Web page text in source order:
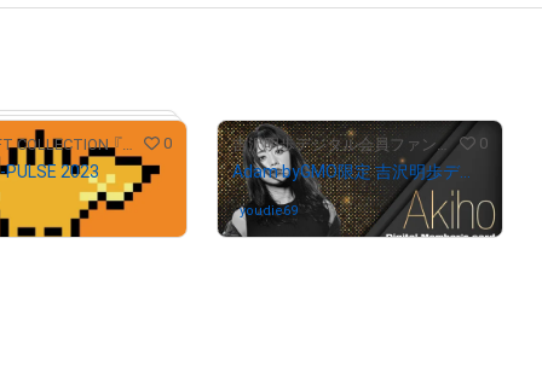
S-PULSE NFT COLLECTION 『パルコレ』 0
2023
が保有中
吉沢明歩デジタル会員ファンクラブ/吉泽明步电子会员粉丝俱乐部 0
Adam byGMO限定 吉沢明歩デジタル会員証/Adam byGMO限定 吉泽明步粉丝电子会员证#03026
youdie69 さんが保有中